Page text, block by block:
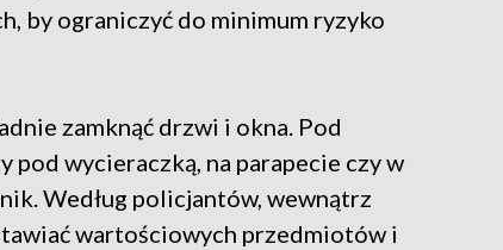
by ograniczyć do minimum ryzyko
zamknąć drzwi i okna. Pod
pod wycieraczką, na parapecie czy w
Według policjantów, wewnątrz
wartościowych przedmiotów i